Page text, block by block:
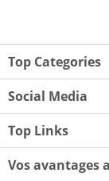
Top Categories
Social Media
Top Links
Vos avantages